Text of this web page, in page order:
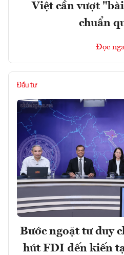
Việt cần vượt
chuẩn
Đọc
Đầu tư
Bước ngoặt tư duy
hút FDI đến kiến